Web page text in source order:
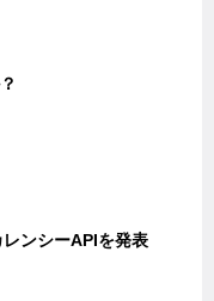
ンシーAPIを発表